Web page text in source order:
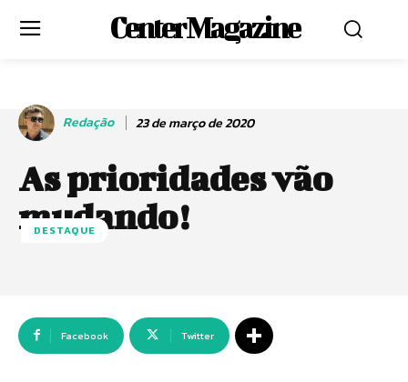
Center Magazine
Redação 23 de março de 2020
As prioridades vão
mudando!
DESTAQUE
Facebook Twitter